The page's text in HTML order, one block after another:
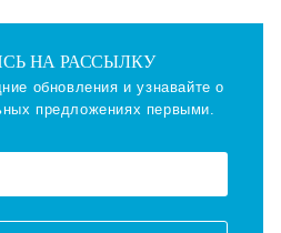
НА РАССЫЛКУ
обновления и узнавайте о
предложениях первыми.